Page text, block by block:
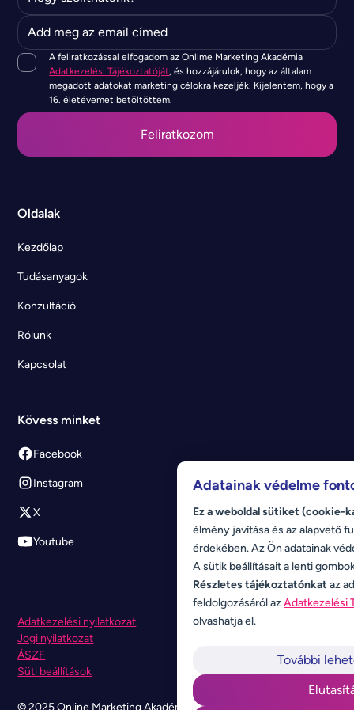
A feliratkozással elfogadom az Onlime Marketing Akadémia
Adatkezelési Tájékoztatóját, és hozzájárulok, hogy az általam
megadott adatokat marketing célokra kezeljék. Kijelentem, hogy a
16. életévemet betöltöttem.
Oldalak
Kezdőlap
Tudásanyagok
Konzultáció
Rólunk
Kapcsolat
Kövess minket
Facebook
Instagram
X
Youtube
© 2025 Online Marketing Akadémia. Minden jog fenntartva.
Adatkezelési nyilatkozat
Jogi nyilatkozat
ÁSZF
Süti beállítások
Adatainak védelme
Ez a weboldal sütiket (cookie-
élmény javítása és az alapvető
érdekében. Az Ön adatainak
A sütik beállításait a lenti
Részletes tájékoztatónkat az
feldolgozásáról azAdatkezelési
olvashatja el.
További